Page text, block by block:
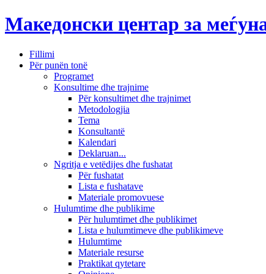
Македонски центар за
Fillimi
Për punën tonë
Programet
Konsultime dhe trajnime
Për konsultimet dhe trajnimet
Metodologjia
Tema
Konsultantë
Kalendari
Deklaruan...
Ngritja e vetëdijes dhe fushatat
Për fushatat
Lista e fushatave
Materiale promovuese
Hulumtime dhe publikime
Për hulumtimet dhe publikimet
Lista e hulumtimeve dhe publikimeve
Hulumtime
Materiale resurse
Praktikat qytetare